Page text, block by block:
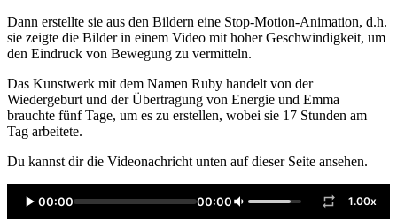
Dann erstellte sie aus den Bildern eine Stop-Motion-Animation, d.h.
sie zeigte die Bilder in einem Video mit hoher Geschwindigkeit, um
den Eindruck von Bewegung zu vermitteln.
Das Kunstwerk mit dem Namen Ruby handelt von der
Wiedergeburt und der Übertragung von Energie und Emma
brauchte fünf Tage, um es zu erstellen, wobei sie 17 Stunden am
Tag arbeitete.
Du kannst dir die Videonachricht unten auf dieser Seite ansehen.
00:00 00:00 1.00x